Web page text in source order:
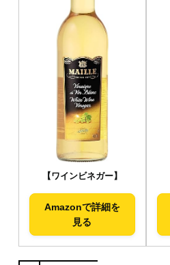
【ワインビネガー】
Amazonで詳細を
見る